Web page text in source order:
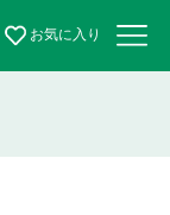
お気に入り